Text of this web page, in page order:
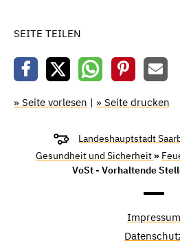
SEITE TEILEN
» Seite vorlesen | » Seite drucken
Landeshauptstadt
Gesundheit und Sicherheit »
VoSt - Vorhaltende
Impressum